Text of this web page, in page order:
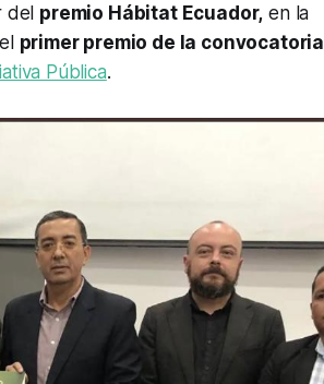
del premio Hábitat Ecuador, en la
primer premio de la convocatoria
Pública.